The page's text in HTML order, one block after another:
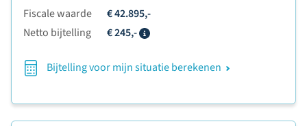
Fiscale waarde
€ 42.895,-
Netto bijtelling
€ 245,-
Bijtelling voor mijn situatie berekenen